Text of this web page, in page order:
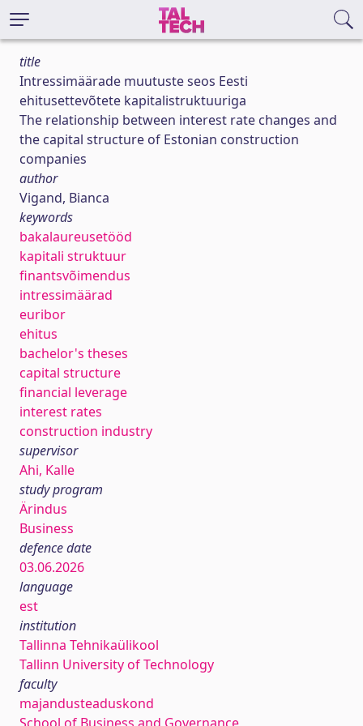
title
Intressimäärade muutuste seos Eesti
ehitusettevõtete kapitalistruktuuriga
The relationship between interest rate changes and
the capital structure of Estonian construction
companies
author
Vigand, Bianca
keywords
bakalaureusetööd
kapitali struktuur
finantsvõimendus
intressimäärad
euribor
ehitus
bachelor's theses
capital structure
financial leverage
interest rates
construction industry
supervisor
Ahi, Kalle
study program
Ärindus
Business
defence date
03.06.2026
language
est
institution
Tallinna Tehnikaülikool
Tallinn University of Technology
faculty
majandusteaduskond